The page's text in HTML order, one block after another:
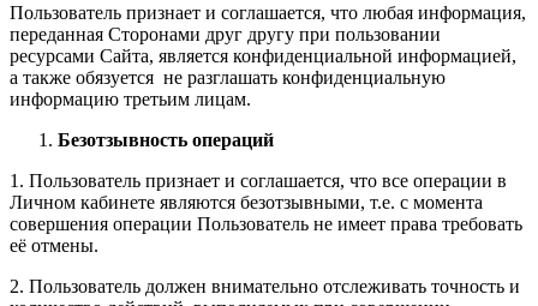
Пользователь признает и соглашается, что любая информация,
переданная Сторонами друг другу при пользовании
ресурсами Сайта, является конфиденциальной информацией,
а также обязуется не разглашать конфиденциальную
информацию третьим лицам.
Безотзывность операций
1. Пользователь признает и соглашается, что все операции в
Личном кабинете являются безотзывными, т.е. с момента
совершения операции Пользователь не имеет права требовать
её отмены.
2. Пользователь должен внимательно отслеживать точность и